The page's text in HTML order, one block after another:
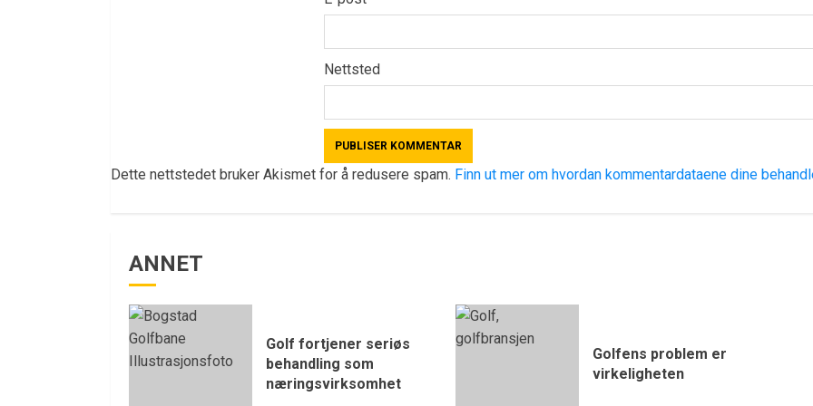
Nettsted
Dette nettstedet bruker Akismet for å redusere spam. Finn ut mer om hvordan kommentardataene dine
ANNET
Golf fortjener seriøs
behandling som
næringsvirksomhet
Golfens problem er
virkeligheten